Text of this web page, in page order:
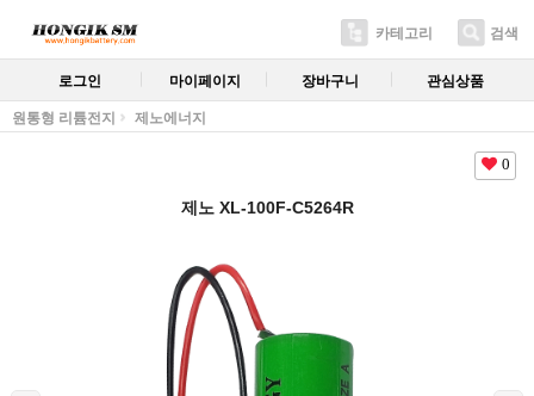
카테고리 검색
로그인 마이페이지 장바구니 관심상품
원통형 리튬전지 제노에너지
0
제노 XL-100F-C5264R